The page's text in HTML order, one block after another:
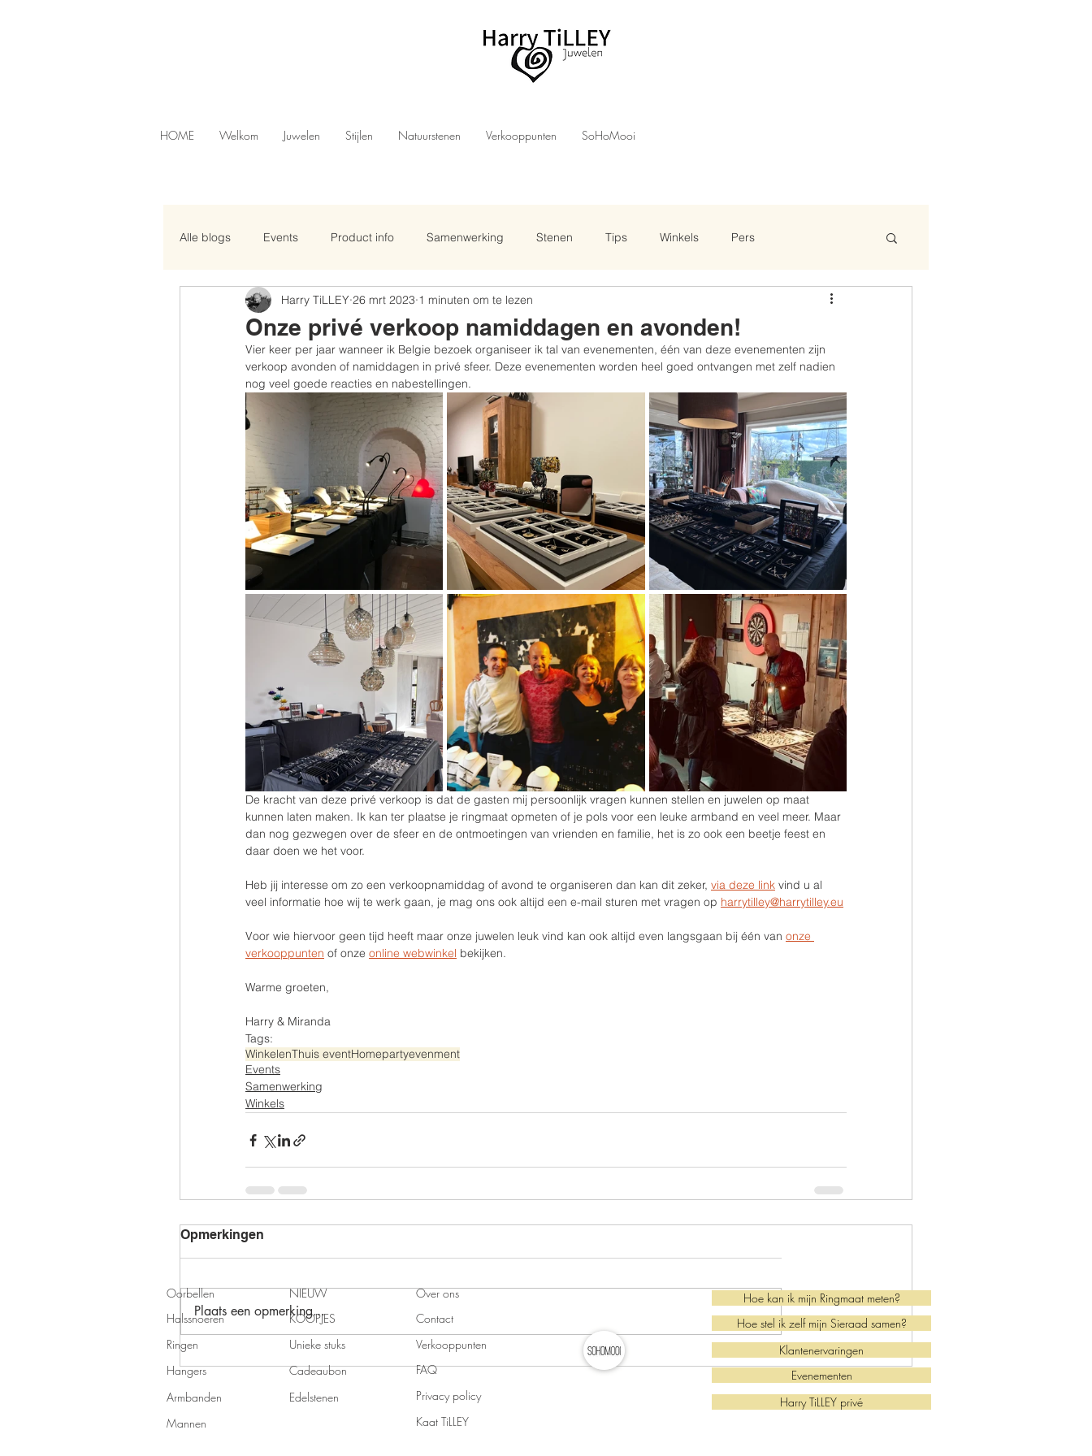
HOME Welkom Juwelen Stijlen Natuurstenen Verkooppunten SoHoMooi
Alle blogs Events Product info Samenwerking Stenen Tips Winkels Pers
Onze privé verkoop namiddagen en avonden!
Harry TiLLEY 26 mrt 2023 1 minuten om te lezen
Vier keer per jaar wanneer ik Belgie bezoek organiseer ik tal van evenementen, één van deze evenementen zijn
verkoop avonden of namiddagen in privé sfeer. Deze evenementen worden heel goed ontvangen met zelf nadien
nog veel goede reacties en nabestellingen.
De kracht van deze privé verkoop is dat de gasten mij persoonlijk vragen kunnen stellen en juwelen op maat
kunnen laten maken. Ik kan ter plaatse je ringmaat opmeten of je pols voor een leuke armband en veel meer. Maar
dan nog gezwegen over de sfeer en de ontmoetingen van vrienden en familie, het is zo ook een beetje feest en
daar doen we het voor.
Heb jij interesse om zo een verkoopnamiddag of avond te organiseren dan kan dit zeker, via deze link vind u al
veel informatie hoe wij te werk gaan, je mag ons ook altijd een e-mail sturen met vragen op harrytilley@harrytilley.eu
Voor wie hiervoor geen tijd heeft maar onze juwelen leuk vind kan ook altijd even langsgaan bij één van onze
verkooppunten of onze online webwinkel bekijken.
Warme groeten,
Harry & Miranda
Tags:
WinkelenThuis eventHomepartyevenment
Events
Samenwerking
Winkels
Opmerkingen
Plaats een opmerking...
Oorbellen
Halssnoeren
Ringen
Hangers
Armbanden
Mannen
NIEUW
KOOPJES
Unieke stuks
Cadeaubon
Edelstenen
Over ons
Contact
Verkooppunten
FAQ
Privacy policy
Kaat TiLLEY
Hoe kan ik mijn Ringmaat meten?
Hoe stel ik zelf mijn Sieraad samen?
Klantenervaringen
Evenementen
Harry TiLLEY privé